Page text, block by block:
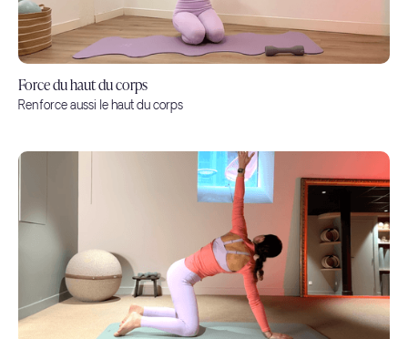
Force du haut du corps
Renforce aussi le haut du corps